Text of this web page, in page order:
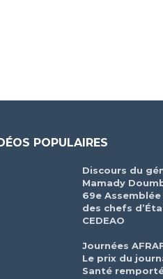
POPULAIRES
Discours du
Mamady
69e
des chefs
CEDEAO
Journées
Le prix du
Santé